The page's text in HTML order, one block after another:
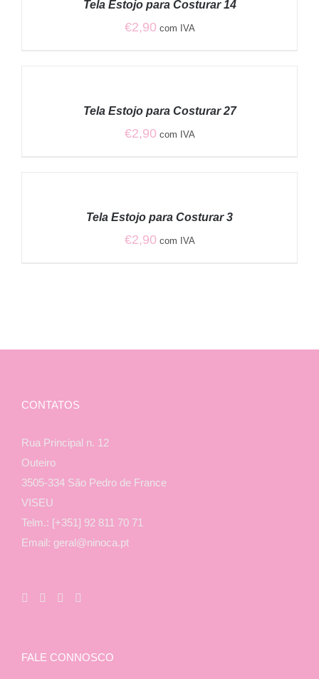
Tela Estojo para Costurar 14
€2,90 com IVA
Tela Estojo para Costurar 27
€2,90 com IVA
Tela Estojo para Costurar 3
€2,90 com IVA
CONTATOS
Rua Principal n. 12
Outeiro
3505-334 São Pedro de France
VISEU
Telm.: [+351] 92 811 70 71
Email: geral@ninoca.pt
FALE CONNOSCO